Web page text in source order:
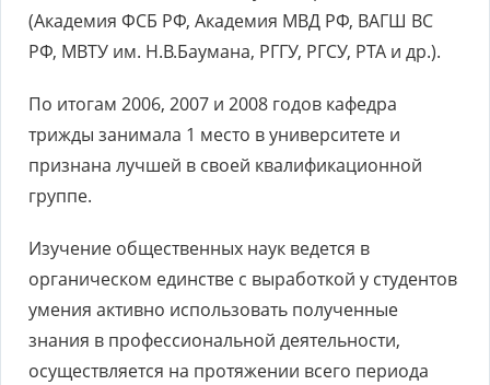
(Академия ФСБ РФ, Академия МВД РФ, ВАГШ ВС
РФ, МВТУ им. Н.В.Баумана, РГГУ, РГСУ, РТА и др.).
По итогам 2006, 2007 и 2008 годов кафедра
трижды занимала 1 место в университете и
признана лучшей в своей квалификационной
группе.
Изучение общественных наук ведется в
органическом единстве с выработкой у студентов
умения активно использовать полученные
знания в профессиональной деятельности,
осуществляется на протяжении всего периода